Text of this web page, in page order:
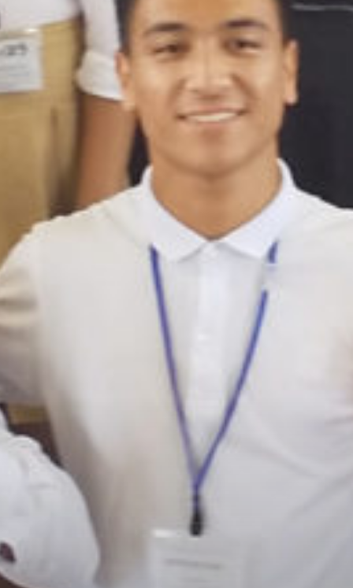
: Attempt to read property "cat_name" on null in